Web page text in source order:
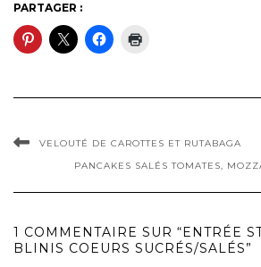
PARTAGER :
VELOUTÉ DE CAROTTES ET RUTABAGA
PANCAKES SALÉS TOMATES,
1 COMMENTAIRE SUR “ENTRÉE
BLINIS COEURS SUCRÉS/SALÉS”